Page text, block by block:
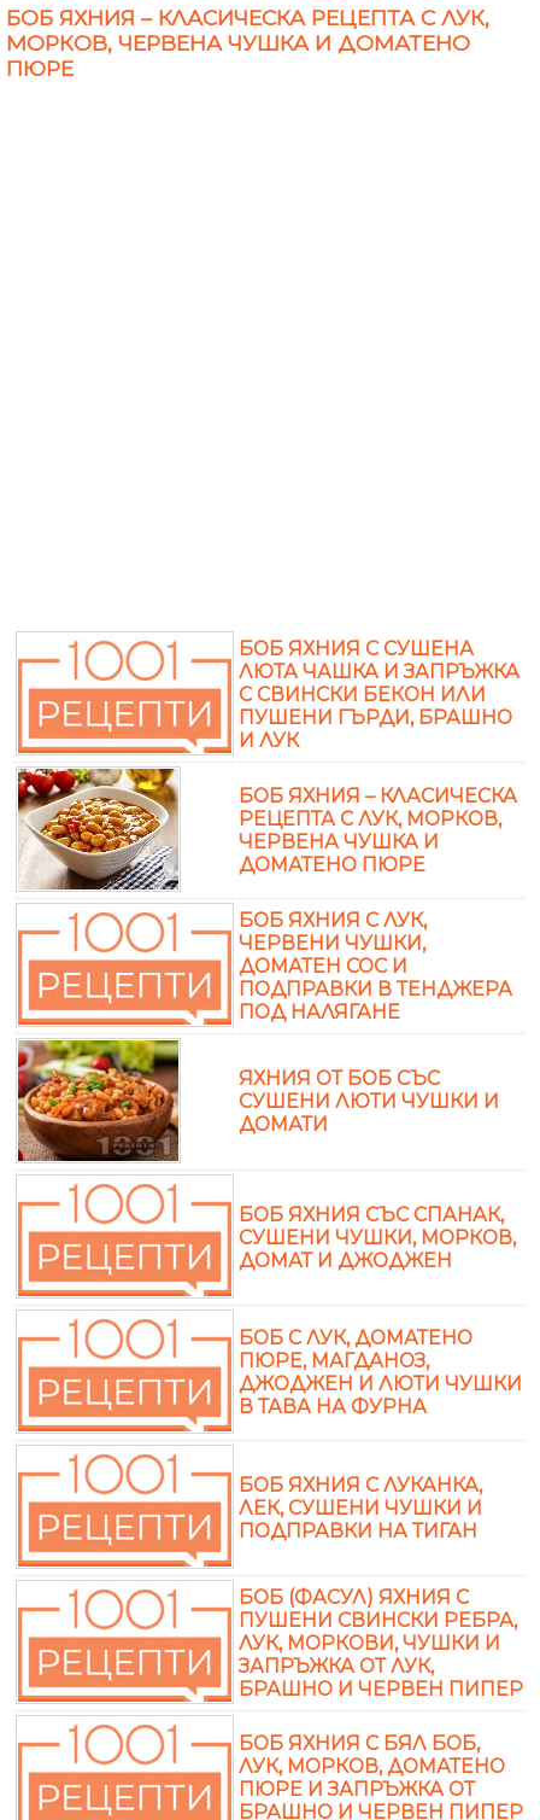
БОБ ЯХНИЯ – КЛАСИЧЕСКА РЕЦЕПТА С ЛУК,
МОРКОВ, ЧЕРВЕНА ЧУШКА И ДОМАТЕНО
ПЮРЕ
БОБ ЯХНИЯ С СУШЕНА
ЛЮТА ЧАШКА И ЗАПРЪЖКА
С СВИНСКИ БЕКОН ИЛИ
ПУШЕНИ ГЪРДИ, БРАШНО
И ЛУК
БОБ ЯХНИЯ – КЛАСИЧЕСКА
РЕЦЕПТА С ЛУК, МОРКОВ,
ЧЕРВЕНА ЧУШКА И
ДОМАТЕНО ПЮРЕ
БОБ ЯХНИЯ С ЛУК,
ЧЕРВЕНИ ЧУШКИ,
ДОМАТЕН СОС И
ПОДПРАВКИ В ТЕНДЖЕРА
ПОД НАЛЯГАНЕ
ЯХНИЯ ОТ БОБ СЪС
СУШЕНИ ЛЮТИ ЧУШКИ И
ДОМАТИ
БОБ ЯХНИЯ СЪС СПАНАК,
СУШЕНИ ЧУШКИ, МОРКОВ,
ДОМАТ И ДЖОДЖЕН
БОБ С ЛУК, ДОМАТЕНО
ПЮРЕ, МАГДАНОЗ,
ДЖОДЖЕН И ЛЮТИ ЧУШКИ
В ТАВА НА ФУРНА
БОБ ЯХНИЯ С ЛУКАНКА,
ЛЕК, СУШЕНИ ЧУШКИ И
ПОДПРАВКИ НА ТИГАН
БОБ (ФАСУЛ) ЯХНИЯ С
ПУШЕНИ СВИНСКИ РЕБРА,
ЛУК, МОРКОВИ, ЧУШКИ И
ЗАПРЪЖКА ОТ ЛУК,
БРАШНО И ЧЕРВЕН ПИПЕР
БОБ ЯХНИЯ С БЯЛ БОБ,
ЛУК, МОРКОВ, ДОМАТЕНО
ПЮРЕ И ЗАПРЪЖКА ОТ
БРАШНО И ЧЕРВЕН ПИПЕР